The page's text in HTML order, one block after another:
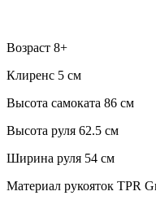
Возраст 8+
Клиренс 5 см
Высота самоката 86 см
Высота руля 62.5 см
Ширина руля 54 см
Материал рукояток TPR